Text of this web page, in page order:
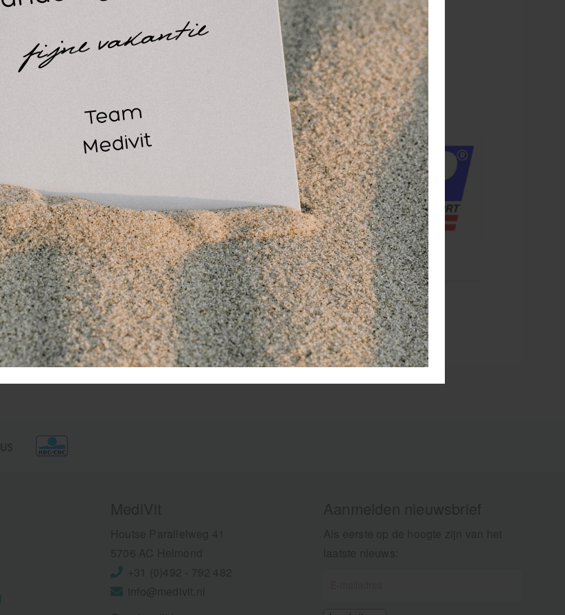
14 dagenretourgarantie
30 jaardé paramedisch specialist
in de LP kniebrace vermindert de druk op de knieschijf.
kussentje zorgt dat de knieschijf niet kan verschuiven.
voor gemakkelijk aantrekken en comfort.
omvang gestrekte knie over knieschijf
maat.
: 35,9-38,1L : 38,4-43,2cmXL: 43,5-50,8cm
blauw